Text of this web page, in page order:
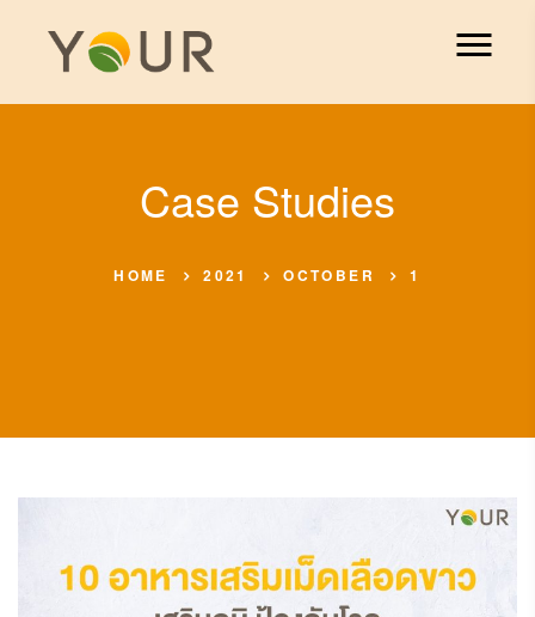
Case Studies
HOME 2021 OCTOBER 1